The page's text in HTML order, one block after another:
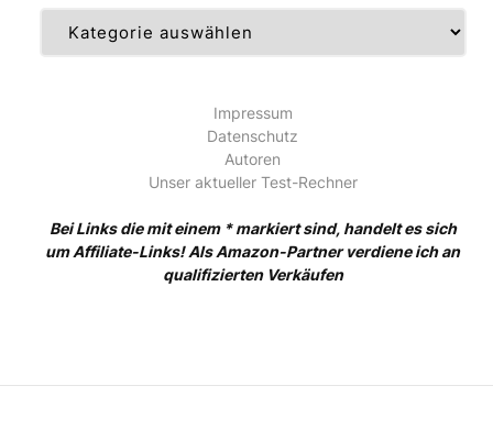
Impressum
Datenschutz
Autoren
Unser aktueller Test-Rechner
Bei Links die mit einem * markiert sind, handelt es sich
um Affiliate-Links! Als Amazon-Partner verdiene ich an
qualifizierten Verkäufen